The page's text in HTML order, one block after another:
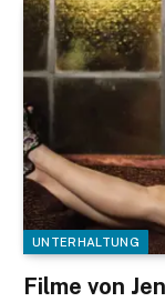
UNTERHALTUNG
Filme von